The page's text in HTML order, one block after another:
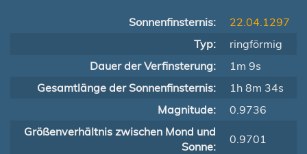
Sonnenfinsternis:
22.04.1297
Typ:
ringförmig
Dauer der Verfinsterung:
1m 9s
Gesamtlänge der Sonnenfinsternis:
1h 8m 34s
Magnitude:
0.9736
Größenverhältnis zwischen Mond und
Sonne:
0.9701